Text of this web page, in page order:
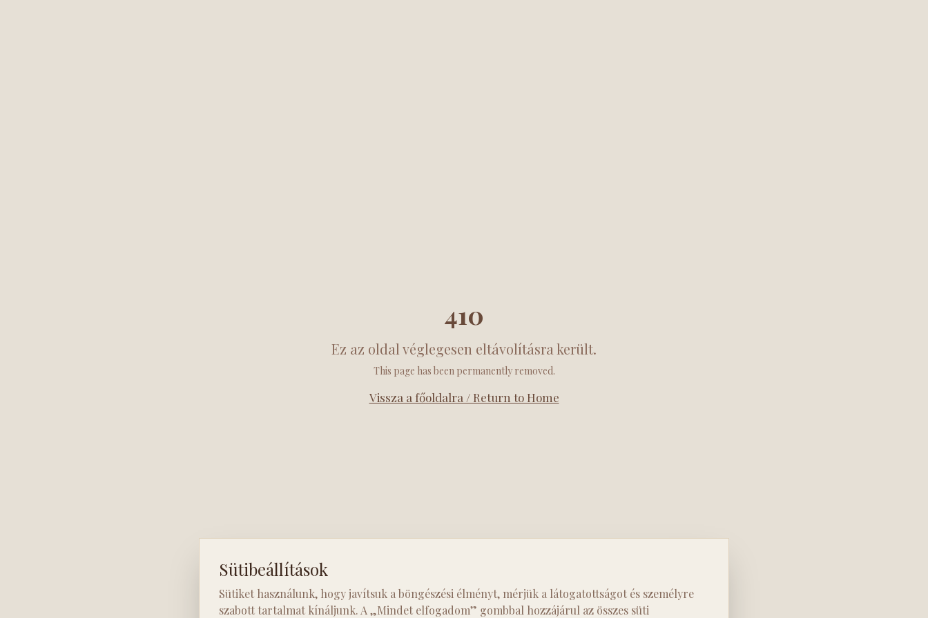
410
Ez az oldal véglegesen eltávolításra került.
This page has been permanently removed.
Vissza a főoldalra / Return to Home
Sütibeállítások
Sütiket használunk, hogy javítsuk a böngészési élményt, mérjük a látogatottságot és személyre
szabott tartalmat kínáljunk. A „Mindet elfogadom” gombbal hozzájárul az összes süti